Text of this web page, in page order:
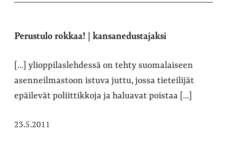
Perustulo rokkaa! | kansanedustajaksi
[...] ylioppilaslehdessä on tehty suomalaiseen
asenneilmastoon istuva juttu, jossa tieteilijät
epäilevät poliittikkoja ja haluavat poistaa [...]
23.5.2011